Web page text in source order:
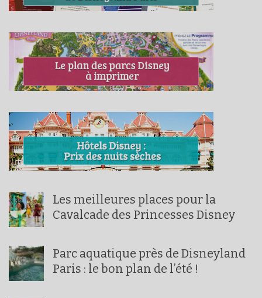
Les meilleures places pour la
Cavalcade des Princesses Disney
Parc aquatique près de Disneyland
Paris : le bon plan de l’été !